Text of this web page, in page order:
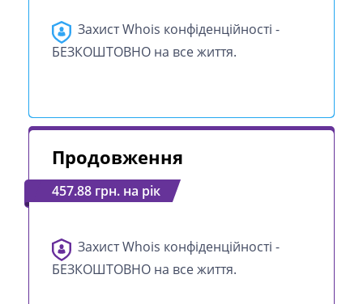
Захист Whois конфіденційності -
БЕЗКОШТОВНО на все життя.
Продовження
457.88 грн. на рік
Захист Whois конфіденційності -
БЕЗКОШТОВНО на все життя.